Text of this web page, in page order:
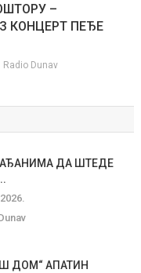
–
КОНЦЕРТ ПЕЂЕ
Radio Dunav
ДА ШТЕДЕ
ДОМ“ АПАТИН